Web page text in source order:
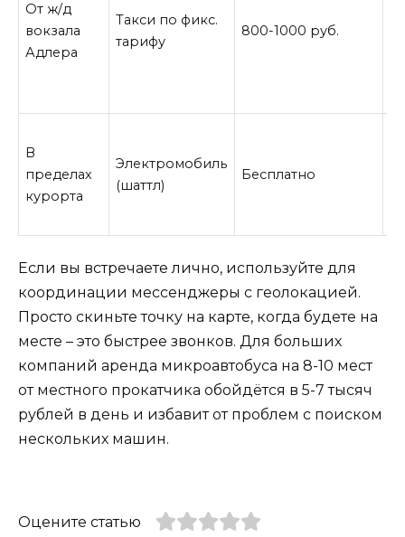
От ж/д
вокзала
Адлера
Такси по фикс.
тарифу
800-1000 руб.
В
пределах
курорта
Электромобиль
(шаттл)
Бесплатно
Если вы встречаете лично, используйте для
координации мессенджеры с геолокацией.
Просто скиньте точку на карте, когда будете на
месте – это быстрее звонков. Для больших
компаний аренда микроавтобуса на 8-10 мест
от местного прокатчика обойдётся в 5-7 тысяч
рублей в день и избавит от проблем с поиском
нескольких машин.
Оцените статью